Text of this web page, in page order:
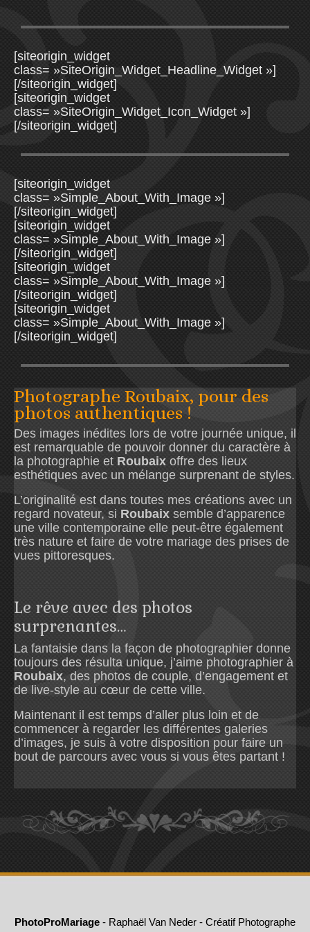
[siteorigin_widget
class= »SiteOrigin_Widget_Headline_Widget »]
[/siteorigin_widget]
[siteorigin_widget
class= »SiteOrigin_Widget_Icon_Widget »]
[/siteorigin_widget]
[siteorigin_widget
class= »Simple_About_With_Image »]
[/siteorigin_widget]
[siteorigin_widget
class= »Simple_About_With_Image »]
[/siteorigin_widget]
[siteorigin_widget
class= »Simple_About_With_Image »]
[/siteorigin_widget]
[siteorigin_widget
class= »Simple_About_With_Image »]
[/siteorigin_widget]
Photographe Roubaix, pour des
photos authentiques !
Des images inédites lors de votre journée unique, il
est remarquable de pouvoir donner du caractère à
la photographie et Roubaix offre des lieux
esthétiques avec un mélange surprenant de styles.
L’originalité est dans toutes mes créations avec un
regard novateur, si Roubaix semble d’apparence
une ville contemporaine elle peut-être également
très nature et faire de votre mariage des prises de
vues pittoresques.
Le rêve avec des photos
surprenantes…
La fantaisie dans la façon de photographier donne
toujours des résulta unique, j’aime photographier à
Roubaix, des photos de couple, d’engagement et
de live-style au cœur de cette ville.
Maintenant il est temps d’aller plus loin et de
commencer à regarder les différentes galeries
d’images, je suis à votre disposition pour faire un
bout de parcours avec vous si vous êtes partant !
PhotoProMariage - Raphaël Van Neder - Créatif Photographe